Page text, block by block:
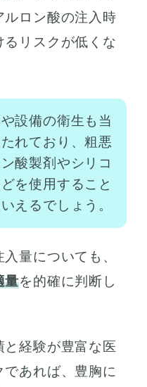
ルロン酸の注入時
リスクが低くな
設備の衛生も当
れており、粗悪
酸製剤やシリコ
を使用すること
えるでしょう。
量についても、
量を的確に判断し
と経験が豊富な医
あれば、豊胸に